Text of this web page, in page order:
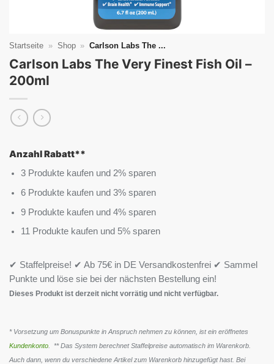
Startseite » Shop » Carlson Labs The ...
Carlson Labs The Very Finest Fish Oil –
200ml
Anzahl Rabatt**
3 Produkte kaufen und 2% sparen
6 Produkte kaufen und 3% sparen
9 Produkte kaufen und 4% sparen
11 Produkte kaufen und 5% sparen
✔ Staffelpreise! ✔ Ab 75€ in DE Versandkostenfrei ✔ Sammel
Punkte und löse sie bei der nächsten Bestellung ein!
Dieses Produkt ist derzeit nicht vorrätig und nicht verfügbar.
* Vorsetzung um Bonuspunkte in Anspruch nehmen zu können, ist ein eröffnetes
Kundenkonto . ** Das System berechnet Staffelpreise automatisch im Warenkorb.
Auch dann, wenn du verschiedene Artikel zum Warenkorb hinzugefügt hast. Bei